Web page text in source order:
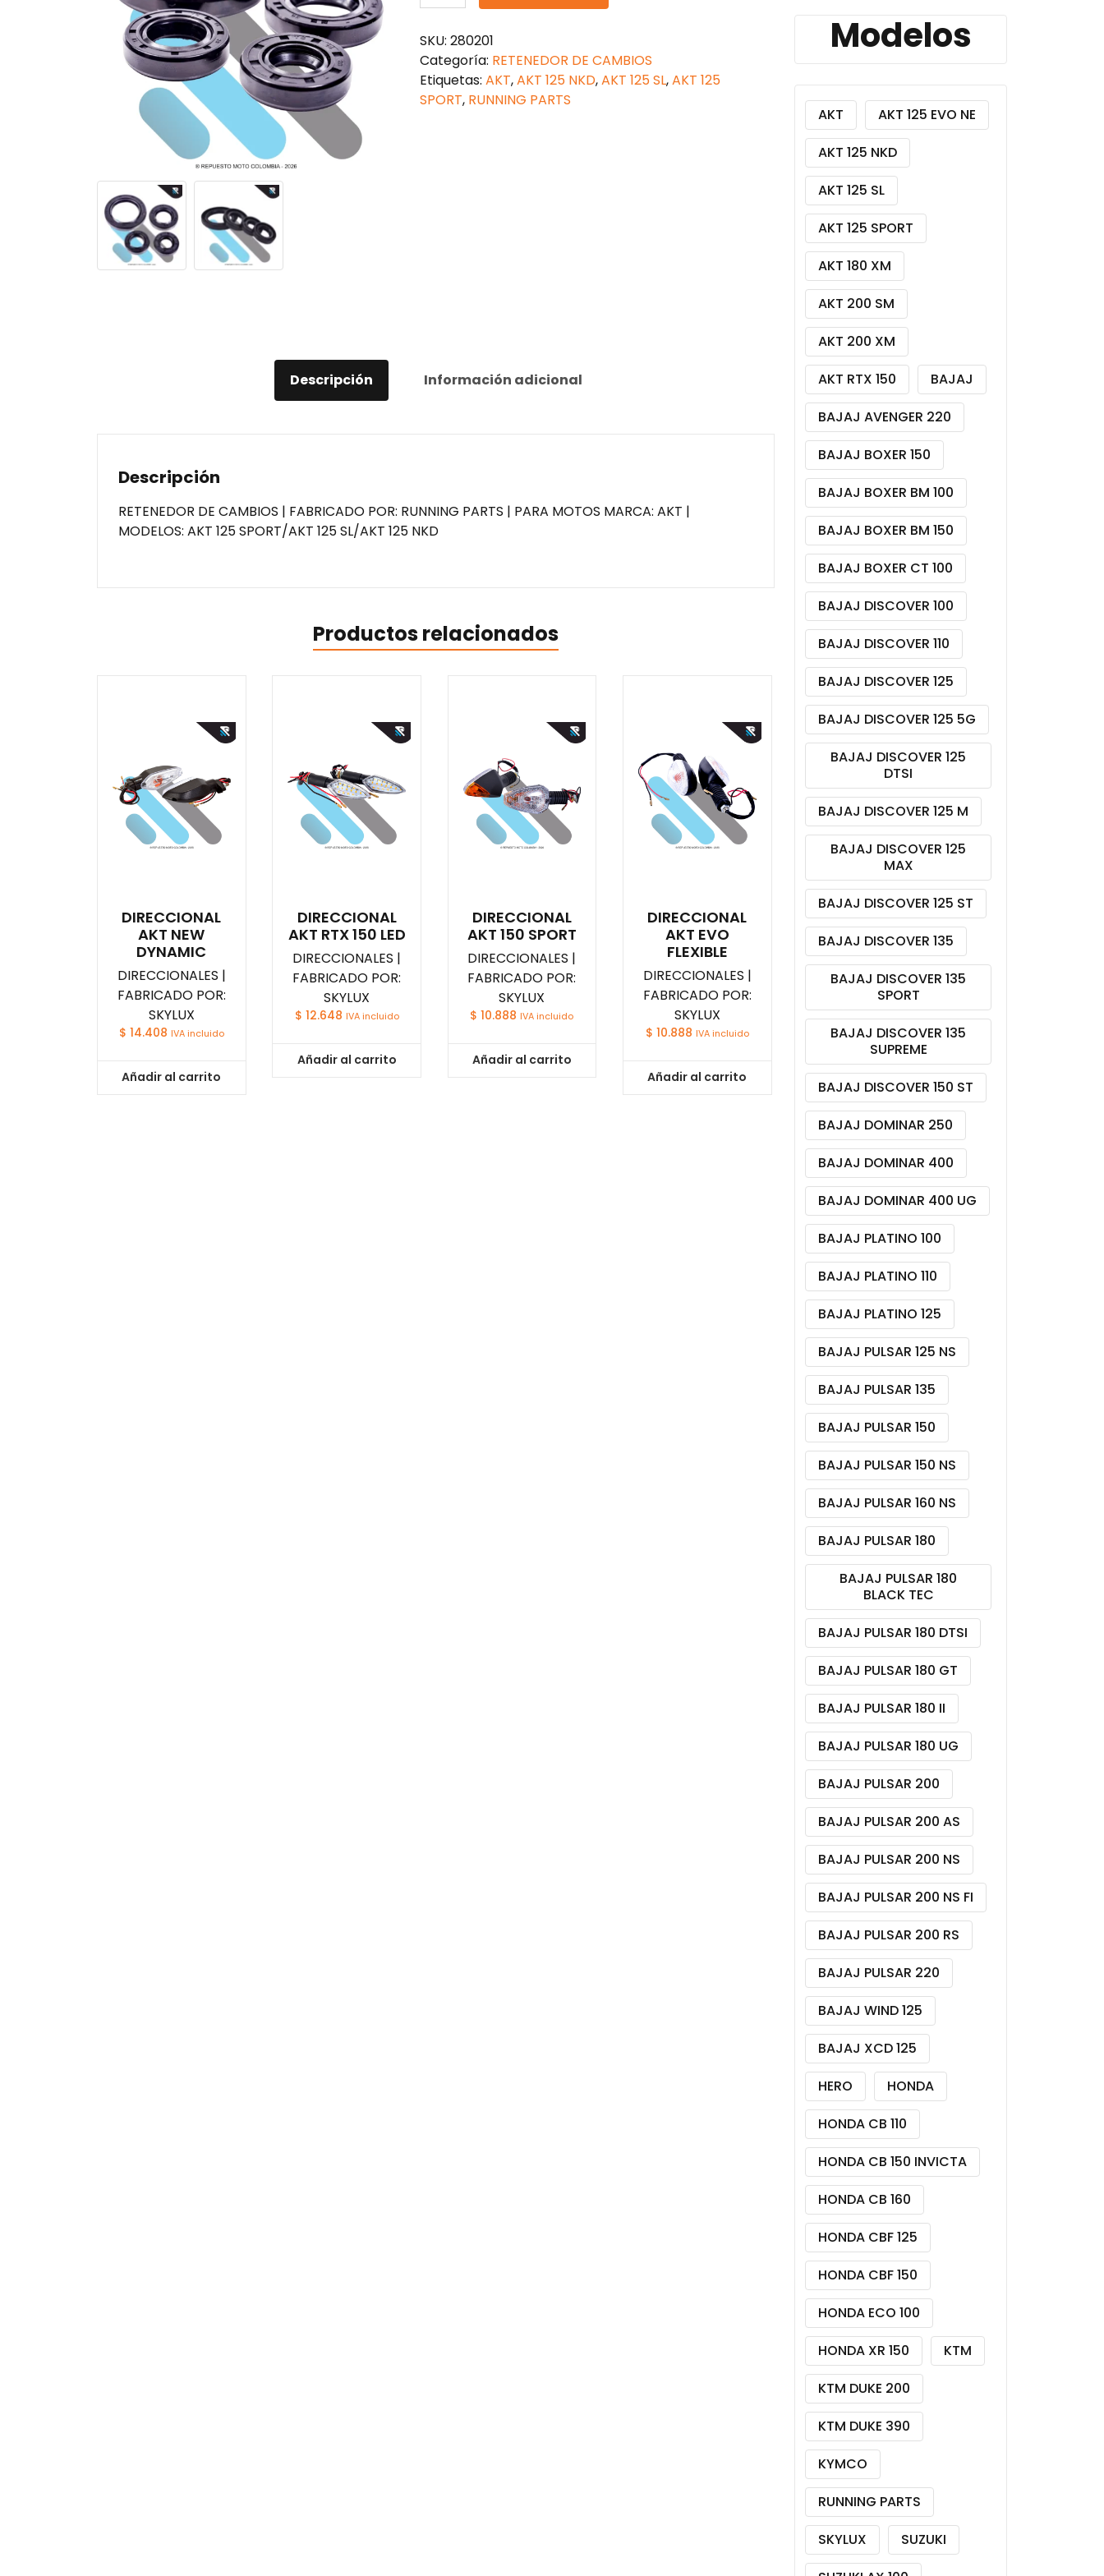
AKT
125
cantidad
SKU: 280201
Categoría: RETENEDOR DE CAMBIOS
Etiquetas: AKT,AKT 125 NKD,AKT 125 SL,AKT 125
SPORT, RUNNING PARTS
Descripción Información adicional
Descripción
RETENEDOR DE CAMBIOS | FABRICADO POR: RUNNING PARTS | PARA MOTOS MARCA: AKT |
MODELOS: AKT 125 SPORT/AKT 125 SL/AKT 125 NKD
Productos relacionados
DIRECCIONAL
AKT NEW
DYNAMIC
DIRECCIONALES |
FABRICADO POR:
SKYLUX
$ 14.408 IVA incluido
Añadir al carrito
DIRECCIONAL
AKT RTX 150 LED
DIRECCIONALES |
FABRICADO POR:
SKYLUX
$ 12.648 IVA incluido
Añadir al carrito
DIRECCIONAL
AKT 150 SPORT
DIRECCIONALES |
FABRICADO POR:
SKYLUX
$ 10.888 IVA incluido
Añadir al carrito
DIRECCIONAL
AKT EVO
FLEXIBLE
DIRECCIONALES |
FABRICADO POR:
SKYLUX
$ 10.888 IVA incluido
Añadir al carrito
Modelos
AKT
AKT 125 EVO NE
AKT 125 NKD
AKT 125 SL
AKT 125 SPORT
AKT 180 XM
AKT 200 SM
AKT 200 XM
AKT RTX 150
BAJAJ
BAJAJ AVENGER 220
BAJAJ BOXER 150
BAJAJ BOXER BM 100
BAJAJ BOXER BM 150
BAJAJ BOXER CT 100
BAJAJ DISCOVER 100
BAJAJ DISCOVER 110
BAJAJ DISCOVER 125
BAJAJ DISCOVER 125 5G
BAJAJ DISCOVER 125
DTSI
BAJAJ DISCOVER 125 M
BAJAJ DISCOVER 125
MAX
BAJAJ DISCOVER 125 ST
BAJAJ DISCOVER 135
BAJAJ DISCOVER 135
SPORT
BAJAJ DISCOVER 135
SUPREME
BAJAJ DISCOVER 150 ST
BAJAJ DOMINAR 250
BAJAJ DOMINAR 400
BAJAJ DOMINAR 400 UG
BAJAJ PLATINO 100
BAJAJ PLATINO 110
BAJAJ PLATINO 125
BAJAJ PULSAR 125 NS
BAJAJ PULSAR 135
BAJAJ PULSAR 150
BAJAJ PULSAR 150 NS
BAJAJ PULSAR 160 NS
BAJAJ PULSAR 180
BAJAJ PULSAR 180
BLACK TEC
BAJAJ PULSAR 180 DTSI
BAJAJ PULSAR 180 GT
BAJAJ PULSAR 180 II
BAJAJ PULSAR 180 UG
BAJAJ PULSAR 200
BAJAJ PULSAR 200 AS
BAJAJ PULSAR 200 NS
BAJAJ PULSAR 200 NS FI
BAJAJ PULSAR 200 RS
BAJAJ PULSAR 220
BAJAJ WIND 125
BAJAJ XCD 125
HERO
HONDA
HONDA CB 110
HONDA CB 150 INVICTA
HONDA CB 160
HONDA CBF 125
HONDA CBF 150
HONDA ECO 100
HONDA XR 150
KTM
KTM DUKE 200
KTM DUKE 390
KYMCO
RUNNING PARTS
SKYLUX
SUZUKI